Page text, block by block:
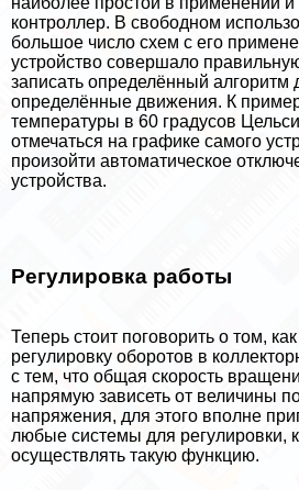
контроллер. В свободном
большое число схем с его
устройство совершало
записать определённый алгоритм
определённые движения. К
температуры в 60 градусов
отмечаться на графике самого
произойти автоматическое
устройства.
Регулировка работы
Теперь стоит поговорить о том,
регулировку оборотов в
с тем, что общая скорость
напрямую зависеть от величины
напряжения, для этого вполне
любые системы для регулировки,
осуществлять такую функцию.